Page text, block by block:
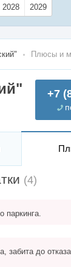
2028 2029
Плюсы и
+7
(4)
паркинга.
забита до